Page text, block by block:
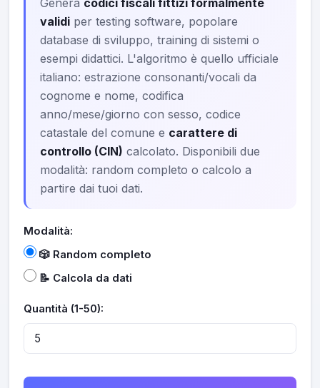
Genera codici fiscali fittizi formalmente
validi per testing software, popolare
database di sviluppo, training di sistemi o
esempi didattici. L'algoritmo è quello ufficiale
italiano: estrazione consonanti/vocali da
cognome e nome, codifica
anno/mese/giorno con sesso, codice
catastale del comune e carattere di
controllo (CIN) calcolato. Disponibili due
modalità: random completo o calcolo a
partire dai tuoi dati.
Modalità:
🎲 Random completo
📝 Calcola da dati
Quantità (1-50):